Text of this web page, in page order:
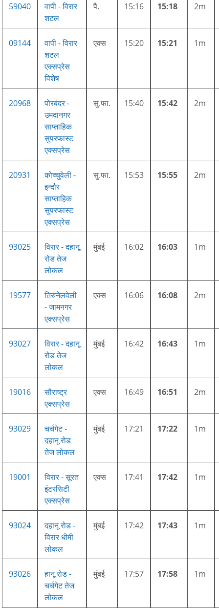
59040
वापी - विरार
शटल
पै. 15:16 15:18 2m
09144
वापी - विरार
शटल
एक्सप्रेस
विशेष
एक्स 15:20 15:21 1m
20968
पोरबंदर -
उमदानगर
साप्ताहिक
सुपरफास्ट
एक्सप्रेस
सु.फा. 15:40 15:42 2m
20931
कोच्चुवेली -
इन्दौर
साप्ताहिक
सुपरफास्ट
एक्सप्रेस
सु.फा. 15:53 15:55 2m
93025
विरार - दहानू
रोड तेज
लोकल
मुंबई 16:02 16:03 1m
19577
तिरुनेलवेली
- जामनगर
एक्सप्रेस
एक्स 16:06 16:08 2m
93027
विरार - दहानू
रोड तेज
लोकल
मुंबई 16:42 16:43 1m
19016
सौराष्ट्र
एक्सप्रेस
एक्स 16:49 16:51 2m
93029
चर्चगेट -
दहानू रोड
तेज लोकल
मुंबई 17:21 17:22 1m
19001
विरार - सूरत
इंटरसिटी
एक्सप्रेस
एक्स 17:41 17:42 1m
93024
दहानू रोड -
विरार धीमी
लोकल
मुंबई 17:42 17:43 1m
93026
हानू रोड -
चर्चगेट तेज
लोकल
मुंबई 17:57 17:58 1m